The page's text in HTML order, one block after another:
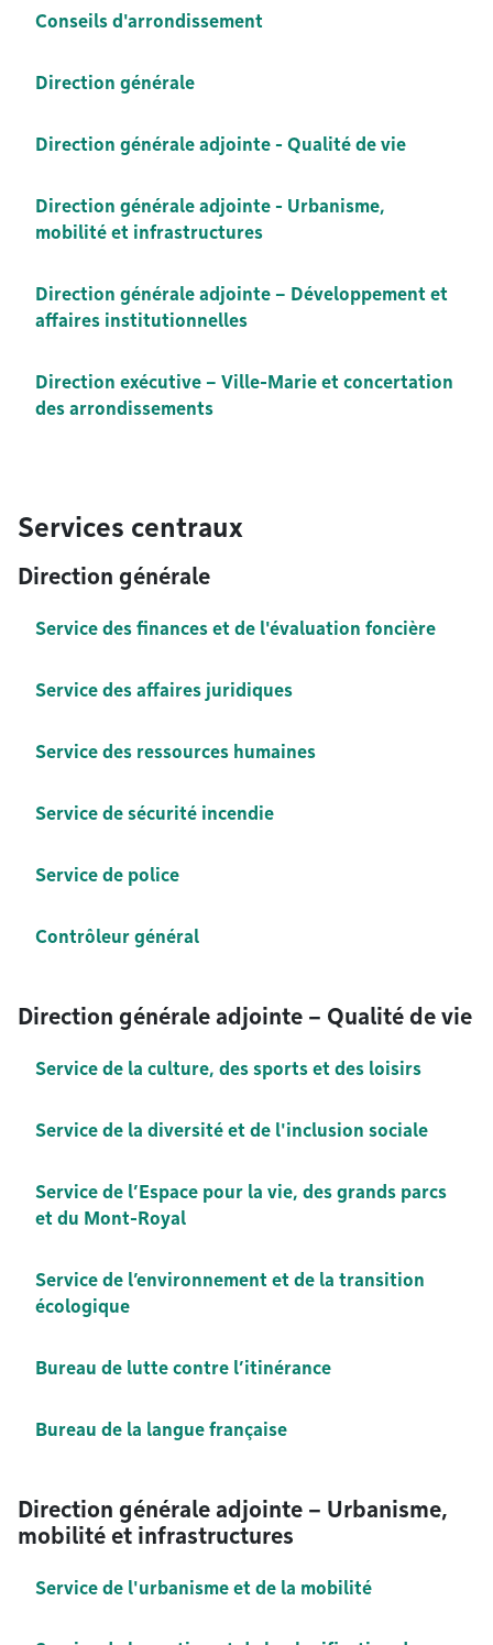
Conseils d'arrondissement
Direction générale
Direction générale adjointe - Qualité de vie
Direction générale adjointe - Urbanisme,
mobilité et infrastructures
Direction générale adjointe – Développement et
affaires institutionnelles
Direction exécutive – Ville-Marie et concertation
des arrondissements
Services centraux
Direction générale
Service des finances et de l'évaluation foncière
Service des affaires juridiques
Service des ressources humaines
Service de sécurité incendie
Service de police
Contrôleur général
Direction générale adjointe – Qualité de vie
Service de la culture, des sports et des loisirs
Service de la diversité et de l'inclusion sociale
Service de l’Espace pour la vie, des grands parcs
et du Mont-Royal
Service de l’environnement et de la transition
écologique
Bureau de lutte contre l’itinérance
Bureau de la langue française
Direction générale adjointe – Urbanisme,
mobilité et infrastructures
Service de l'urbanisme et de la mobilité